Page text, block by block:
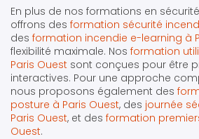
En plus de nos formations en
offrons des formation sécurité
des formation incendie e-learning à
flexibilité maximale. Nos formation
Paris Ouest sont conçues pour être
interactives. Pour une approche
nous proposons également des
posture à Paris Ouest, des journée
Paris Ouest, et des formation
Ouest.